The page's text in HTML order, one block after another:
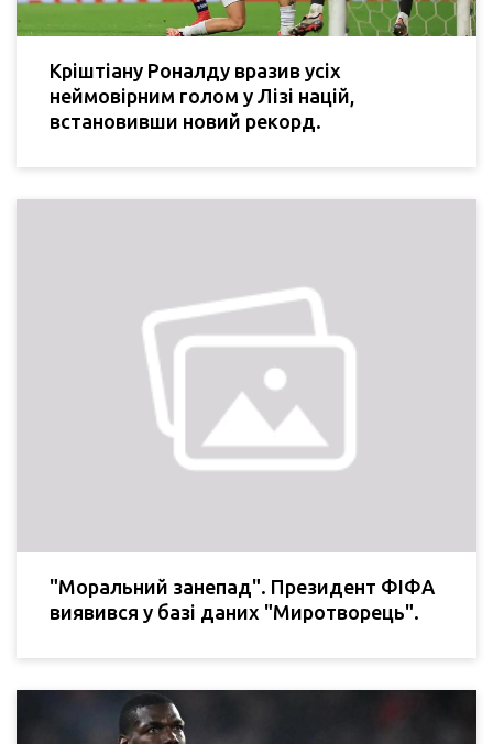
Кріштіану Роналду вразив усіх
неймовірним голом у Лізі націй,
встановивши новий рекорд.
"Моральний занепад". Президент ФІФА
виявився у базі даних "Миротворець".